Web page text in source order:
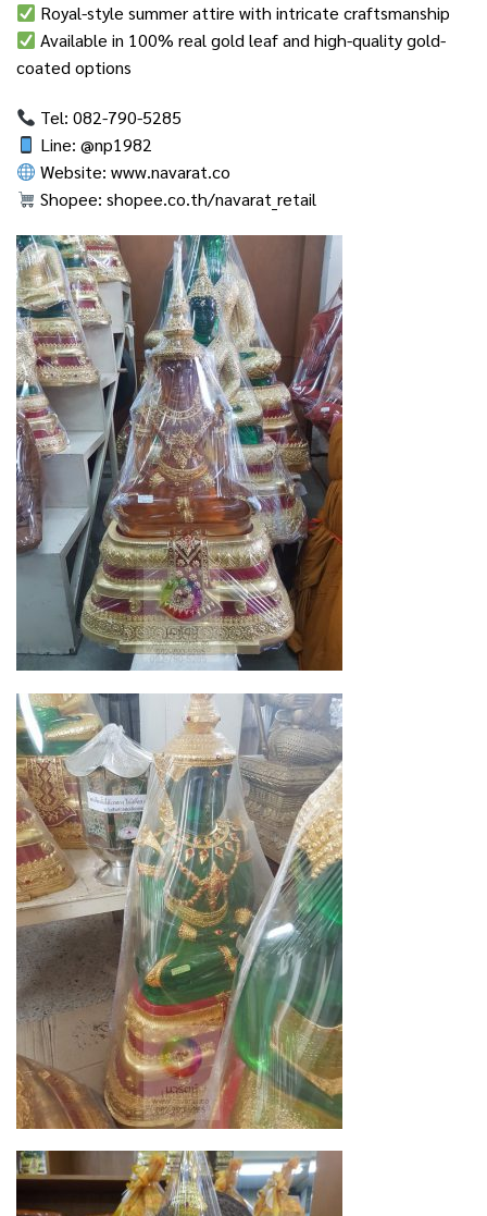
Royal-style summer attire with intricate craftsmanship
Available in 100% real gold leaf and high-quality gold-
coated options
Tel: 082-790-5285
Line: @np1982
Website:www.navarat.co
Shopee:shopee.co.th/navarat_retail